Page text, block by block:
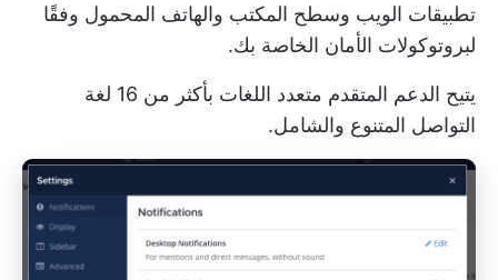
تطبيقات الويب وسطح المكتب والهاتف المحمول وفقًا
لبروتوكولات الأمان الخاصة بك.
يتيح الدعم المتقدم متعدد اللغات بأكثر من 16 لغة
التواصل المتنوع والشامل.